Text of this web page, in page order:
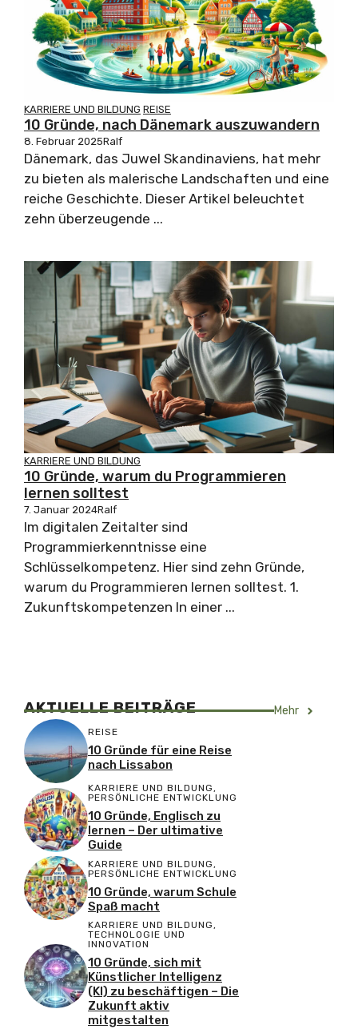
KARRIERE UND BILDUNG REISE
10 Gründe, nach Dänemark auszuwandern
8. Februar 2025Ralf
Dänemark, das Juwel Skandinaviens, hat mehr
zu bieten als malerische Landschaften und eine
reiche Geschichte. Dieser Artikel beleuchtet
zehn überzeugende ...
KARRIERE UND BILDUNG
10 Gründe, warum du Programmieren
lernen solltest
7. Januar 2024Ralf
Im digitalen Zeitalter sind
Programmierkenntnisse eine
Schlüsselkompetenz. Hier sind zehn Gründe,
warum du Programmieren lernen solltest. 1.
Zukunftskompetenzen In einer ...
AKTUELLE BEITRÄGE Mehr
REISE
10 Gründe für eine Reise
nach Lissabon
KARRIERE UND BILDUNG,
PERSÖNLICHE ENTWICKLUNG
10 Gründe, Englisch zu
lernen – Der ultimative
Guide
KARRIERE UND BILDUNG ,
PERSÖNLICHE ENTWICKLUNG
10 Gründe, warum Schule
Spaß macht
KARRIERE UND BILDUNG,
TECHNOLOGIE UND
INNOVATION
10 Gründe, sich mit
Künstlicher Intelligenz
(KI) zu beschäftigen – Die
Zukunft aktiv
mitgestalten